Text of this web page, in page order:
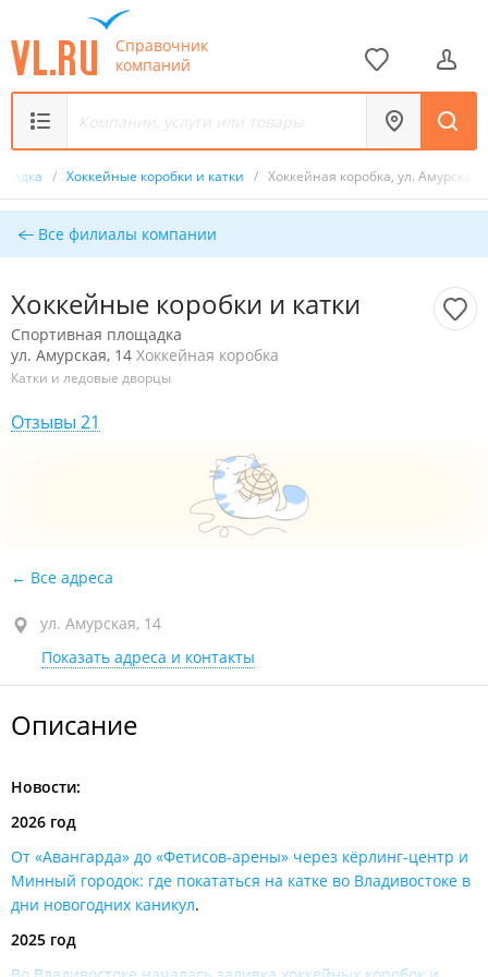
Справочник
компаний
/ Хоккейные коробки и катки / Хоккейная коробка, ул. Амурская,
Все филиалы компании
Хоккейные коробки и катки
Спортивная площадка
ул. Амурская, 14 Хоккейная коробка
Катки и ледовые дворцы
Отзывы 21
Все адреса
ул. Амурская, 14
Показать адреса и контакты
Описание
Новости:
2026 год
От «Авангарда» до «Фетисов-арены» через кёрлинг-центр и
Минный городок: где покататься на катке во Владивостоке в
дни новогодних каникул.
2025 год